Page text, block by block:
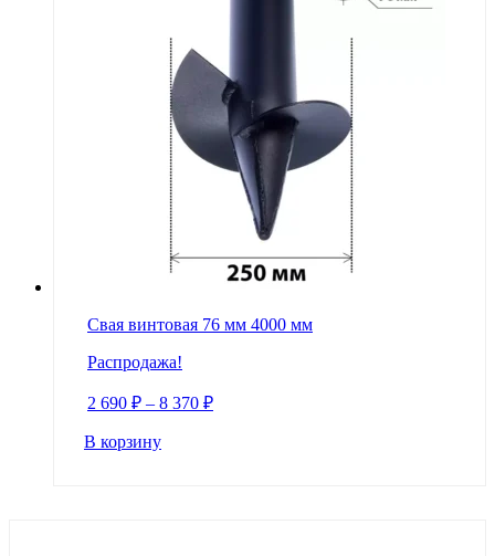
Свая винтовая 76 мм 4000 мм
Распродажа!
2 690 ₽ – 8 370 ₽
В корзину